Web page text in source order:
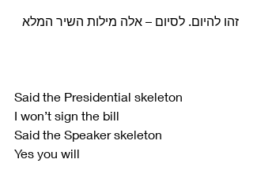
זהו להיום. לסיום – אלה מילות השיר המלא
Said the Presidential skeleton
I won’t sign the bill
Said the Speaker skeleton
Yes you will